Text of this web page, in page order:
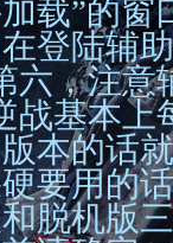
载”的窗
登陆辅
六，注意
战基本上
本的话
要用的
脱机版